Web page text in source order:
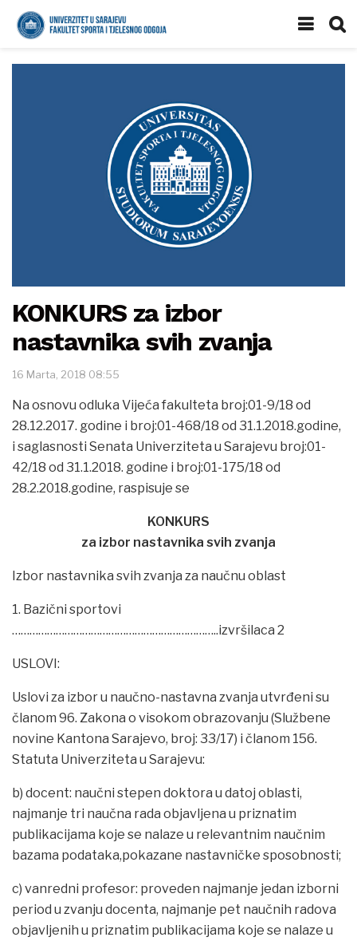
KONKURS za izbor
nastavnika svih zvanja
16 Marta, 2018 08:55
Na osnovu odluka Vijeća fakulteta broj:01-9/18 od
28.12.2017. godine i broj:01-468/18 od 31.1.2018.godine,
i saglasnosti Senata Univerziteta u Sarajevu broj:01-
42/18 od 31.1.2018. godine i broj:01-175/18 od
28.2.2018.godine, raspisuje se
KONKURS
za izbor nastavnika svih zvanja
Izbor nastavnika svih zvanja za naučnu oblast
1. Bazični sportovi
……………………………………………………………..izvršilaca 2
USLOVI:
Uslovi za izbor u naučno-nastavna zvanja utvrđeni su
članom 96. Zakona o visokom obrazovanju (Službene
novine Kantona Sarajevo, broj: 33/17) i članom 156.
Statuta Univerziteta u Sarajevu:
b) docent: naučni stepen doktora u datoj oblasti,
najmanje tri naučna rada objavljena u priznatim
publikacijama koje se nalaze u relevantnim naučnim
bazama podataka,pokazane nastavničke sposobnosti;
c) vanredni profesor: proveden najmanje jedan izborni
period u zvanju docenta, najmanje pet naučnih radova
objavljenih u priznatim publikacijama koje se nalaze u